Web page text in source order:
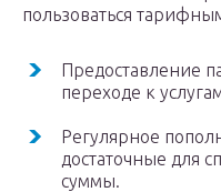
пользоваться
Предоставление
переходе к
Регулярное
достаточные для
суммы.